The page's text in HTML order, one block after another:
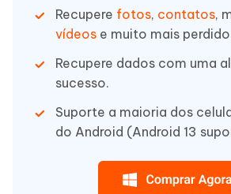
Recupere fotos, contatos,
vídeos e muito mais
Recupere dados com uma
sucesso.
Suporte a maioria dos
do Android (Android 13